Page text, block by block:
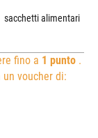
sacchetti alimentari
fino a 1 punto .
voucher di: